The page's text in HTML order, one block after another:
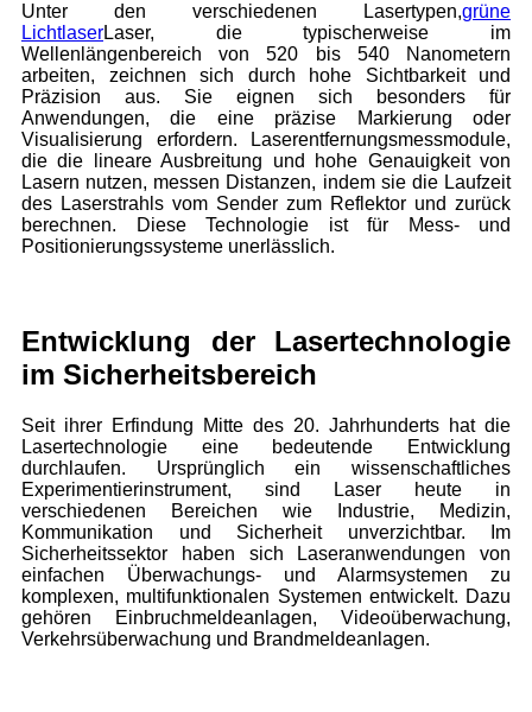
Unter den verschiedenen Lasertypen,grüne
LichtlaserLaser, die typischerweise im
Wellenlängenbereich von 520 bis 540 Nanometern
arbeiten, zeichnen sich durch hohe Sichtbarkeit und
Präzision aus. Sie eignen sich besonders für
Anwendungen, die eine präzise Markierung oder
Visualisierung erfordern. Laserentfernungsmessmodule,
die die lineare Ausbreitung und hohe Genauigkeit von
Lasern nutzen, messen Distanzen, indem sie die Laufzeit
des Laserstrahls vom Sender zum Reflektor und zurück
berechnen. Diese Technologie ist für Mess- und
Positionierungssysteme unerlässlich.
Entwicklung der Lasertechnologie
im Sicherheitsbereich
Seit ihrer Erfindung Mitte des 20. Jahrhunderts hat die
Lasertechnologie eine bedeutende Entwicklung
durchlaufen. Ursprünglich ein wissenschaftliches
Experimentierinstrument, sind Laser heute in
verschiedenen Bereichen wie Industrie, Medizin,
Kommunikation und Sicherheit unverzichtbar. Im
Sicherheitssektor haben sich Laseranwendungen von
einfachen Überwachungs- und Alarmsystemen zu
komplexen, multifunktionalen Systemen entwickelt. Dazu
gehören Einbruchmeldeanlagen, Videoüberwachung,
Verkehrsüberwachung und Brandmeldeanlagen.